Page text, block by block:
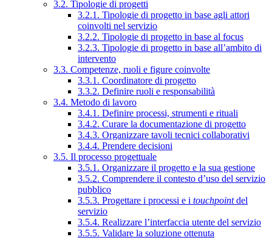
3.2. Tipologie di progetti
3.2.1. Tipologie di progetto in base agli attori
coinvolti nel servizio
3.2.2. Tipologie di progetto in base al focus
3.2.3. Tipologie di progetto in base all’ambito di
intervento
3.3. Competenze, ruoli e figure coinvolte
3.3.1. Coordinatore di progetto
3.3.2. Definire ruoli e responsabilità
3.4. Metodo di lavoro
3.4.1. Definire processi, strumenti e rituali
3.4.2. Curare la documentazione di progetto
3.4.3. Organizzare tavoli tecnici collaborativi
3.4.4. Prendere decisioni
3.5. Il processo progettuale
3.5.1. Organizzare il progetto e la sua gestione
3.5.2. Comprendere il contesto d’uso del servizio
pubblico
3.5.3. Progettare i processi e i touchpointdel
servizio
3.5.4. Realizzare l’interfaccia utente del servizio
3.5.5. Validare la soluzione ottenuta